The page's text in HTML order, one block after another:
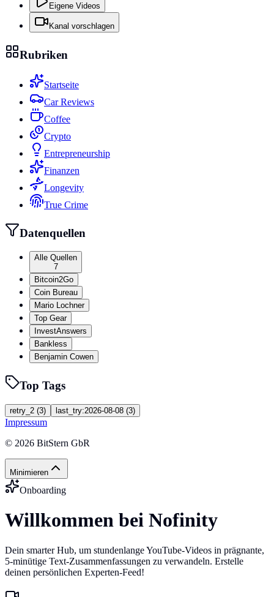
Eigene Videos
Kanal vorschlagen
Rubriken
Startseite
Car Reviews
Coffee
Crypto
Entrepreneurship
Finanzen
Longevity
True Crime
Datenquellen
Alle Quellen
7
Bitcoin2Go
Coin Bureau
Mario Lochner
Top Gear
InvestAnswers
Bankless
Benjamin Cowen
Top Tags
retry_2 (3) last_try:2026-08-08 (3)
Impressum
© 2026 BitStern GbR
Minimieren
Onboarding
Willkommen bei Nofinity
Dein smarter Hub, um stundenlange YouTube-Videos in prägnante,
5-minütige Text-Zusammenfassungen zu verwandeln. Erstelle
deinen persönlichen Experten-Feed!